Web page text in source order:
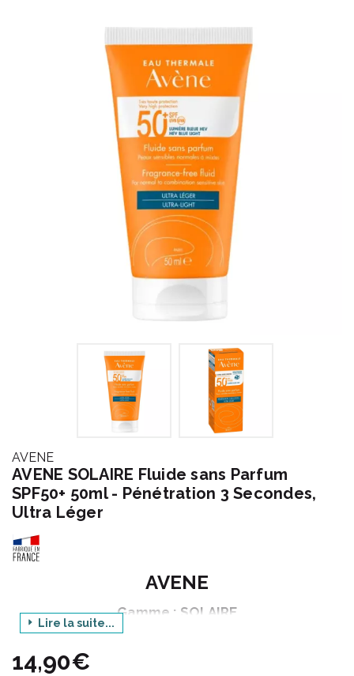
AVENE
AVENE SOLAIRE Fluide sans Parfum
SPF50+ 50ml - Pénétration 3 Secondes,
Ultra Léger
AVENE
Gamme : SOLAIRE
Produit : FLUIDE SANS PARFUM SPF50+
PEAUX SENSIBLES NORMALES A MIXTES
Lire la suite...
14,90€